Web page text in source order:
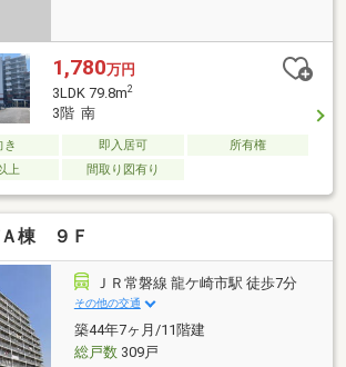
1,780万円
3LDK 79.8m2
3階 南
き 即入居可
所有権
上
間取り図有り
Ａ棟 ９Ｆ
ＪＲ常磐線 龍ケ崎市駅 徒歩7分
その他の交通
築44年7ヶ月/11階建
総戸数309戸